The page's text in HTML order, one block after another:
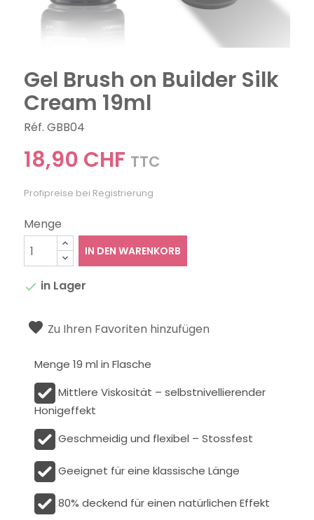
Gel Brush on Builder Silk
Cream 19ml
Réf. GBB04
18,90 CHF TTC
Profipreise bei Registrierung
Menge
IN DEN WARENKORB
 in Lager
Zu Ihren Favoriten hinzufügen
Menge 19 ml in Flasche
Mittlere Viskosität – selbstnivellierender
Honigeffekt
Geschmeidig und flexibel – Stossfest
Geeignet für eine klassische Länge
80% deckend für einen natürlichen Effekt